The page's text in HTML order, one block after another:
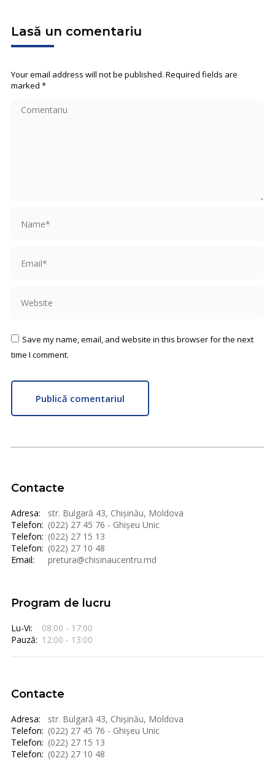
Lasă un comentariu
Your email address will not be published. Required fields are
marked *
Comentariu
Save my name, email, and website in this browser for the next
time I comment.
Publică comentariul
Contacte
Adresa:
str. Bulgară 43, Chișinău, Moldova
Telefon: (022) 27 45 76 - Ghișeu Unic
Telefon: (022) 27 15 13
Telefon: (022) 27 10 48
Email:
pretura@chisinaucentru.md
Program de lucru
Lu-Vi:
08:00 - 17:00
Pauză: 12:00 - 13:00
Contacte
Adresa:
str. Bulgară 43, Chișinău, Moldova
Telefon: (022) 27 45 76 - Ghișeu Unic
Telefon: (022) 27 15 13
Telefon: (022) 27 10 48